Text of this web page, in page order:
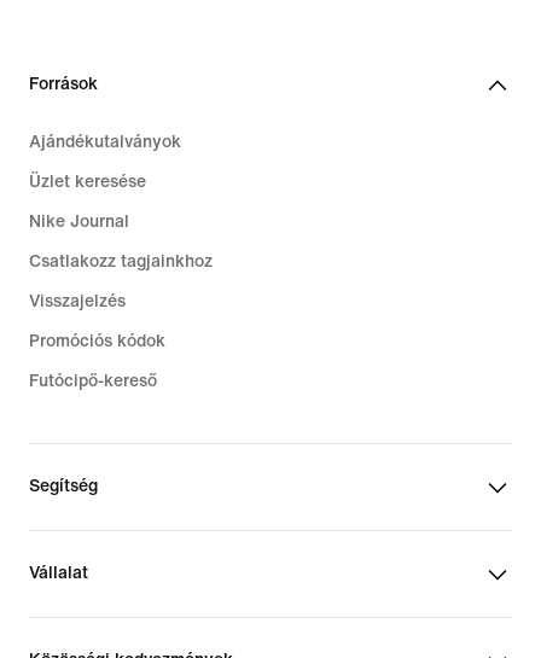
Források
Ajándékutalványok
Üzlet keresése
Nike Journal
Csatlakozz tagjainkhoz
Visszajelzés
Promóciós kódok
Futócipő-kereső
Segítség
Vállalat